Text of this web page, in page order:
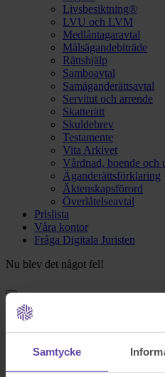
Samtycke
Livsbesiktning®
LVU och LVM
Medlåntagaravtal
Målsägandebiträde
Rättshjälp
Samboavtal
Samäganderättsavtal
Servitut och arrende
Skatterätt
Skuldebrev
Testamente
Vita Arkivet
Vårdnad, boende och
Äganderättsförklaring
Äktenskapsförord
Överlåtelseavtal
Prislista
Våra kontor
Fråga Digitala Juristen
Nu blev det något fel!
Testa igen och om det fortfarande
Stäng